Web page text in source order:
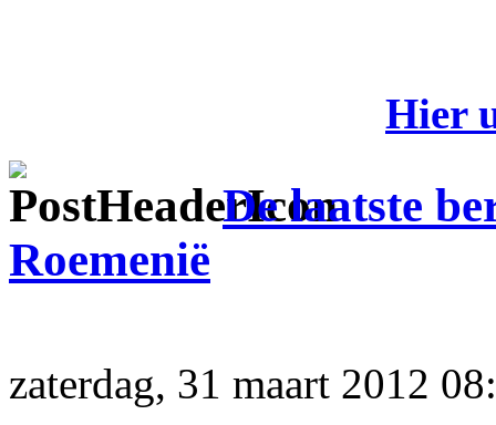
Hier
De laatste
Roemenië
zaterdag, 31 maart 2012